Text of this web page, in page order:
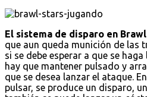
El sistema de disparo en
que aun queda munición de las
si se debe esperar a que se
hay que mantener pulsado y
que se desea lanzar el ataque.
pulsar, se produce un disparo,